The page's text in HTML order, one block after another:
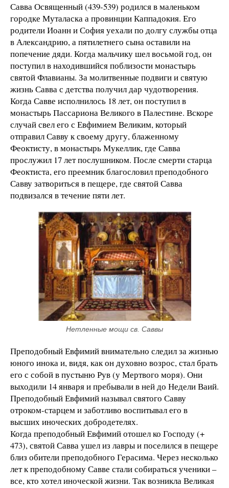
Савва Освященный (439-539) родился в маленьком
городке Муталаска а провинции Каппадокия. Его
родители Иоанн и София уехали по долгу службы отца
в Александрию, а пятилетнего сына оставили на
попечение дяди. Когда мальчику шел восьмой год, он
поступил в находившийся поблизости монастырь
святой Флавианы. За молитвенные подвиги и святую
жизнь Савва с детства получил дар чудотворения.
Когда Савве исполнилось 18 лет, он поступил в
монастырь Пассариона Великого в Палестине. Вскоре
случай свел его с Евфимием Великим, который
отправил Савву к своему другу, блаженному
Феоктисту, в монастырь Мукеллик, где Савва
прослужил 17 лет послушником. После смерти старца
Феоктиста, его преемник благословил преподобного
Савву затвориться в пещере, где святой Савва
подвизался в течение пяти лет.
Нетленные мощи св. Саввы
Преподобный Евфимий внимательно следил за жизнью
юного инока и, видя, как он духовно возрос, стал брать
его с собой в пустыню Рув (у Мертвого моря). Они
выходили 14 января и пребывали в ней до Недели Ваий.
Преподобный Евфимий называл святого Савву
отроком-старцем и заботливо воспитывал его в
высших иноческих добродетелях.
Когда преподобный Евфимий отошел ко Господу (+
473), святой Савва ушел из лавры и поселился в пещере
близ обители преподобного Герасима. Через несколько
лет к преподобному Савве стали собираться ученики –
все, кто хотел иноческой жизни. Так возникла Великая